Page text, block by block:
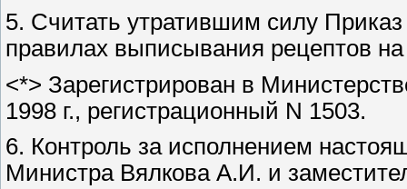
5. Считать утратившим силу
правилах выписывания рецептов
<*> Зарегистрирован в
1998 г., регистрационный N 1503.
6. Контроль за исполнением
Министра Вялкова А.И. и